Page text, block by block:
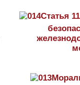
Статья